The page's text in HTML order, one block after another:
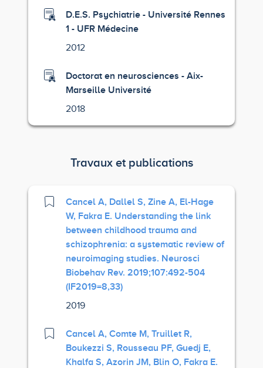
D.E.S. Psychiatrie - Université Rennes
1 - UFR Médecine
2012
Doctorat en neurosciences - Aix-
Marseille Université
2018
Travaux et publications
Cancel A, Dallel S, Zine A, El-Hage
W, Fakra E. Understanding the link
between childhood trauma and
schizophrenia: a systematic review of
neuroimaging studies. Neurosci
Biobehav Rev. 2019;107:492-504
(IF2019=8,33)
2019
Cancel A, Comte M, Truillet R,
Boukezzi S, Rousseau PF, Guedj E,
Khalfa S, Azorin JM, Blin O, Fakra E.